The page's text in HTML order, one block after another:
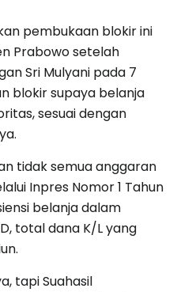
pembukaan blokir ini
Prabowo setelah
Sri Mulyani pada 7
blokir supaya belanja
sesuai dengan
tidak semua anggaran
Inpres Nomor 1 Tahun
belanja dalam
total dana K/L yang
tapi Suahasil